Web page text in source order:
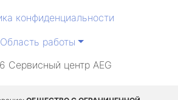
конфиденциальности
Область работы
Сервисный центр AEG